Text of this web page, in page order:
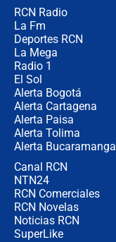
RCN Radio
La Fm
Deportes RCN
La Mega
Radio 1
El Sol
Alerta Bogotá
Alerta Cartagena
Alerta Paisa
Alerta Tolima
Alerta Bucaramanga
Canal RCN
NTN24
RCN Comerciales
RCN Novelas
Noticias RCN
SuperLike